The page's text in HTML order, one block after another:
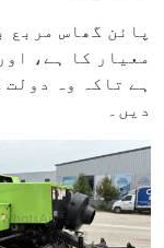
پائن گھاس مربع
معیار کا ہے،
ہے تاکہ وہ
دیں۔